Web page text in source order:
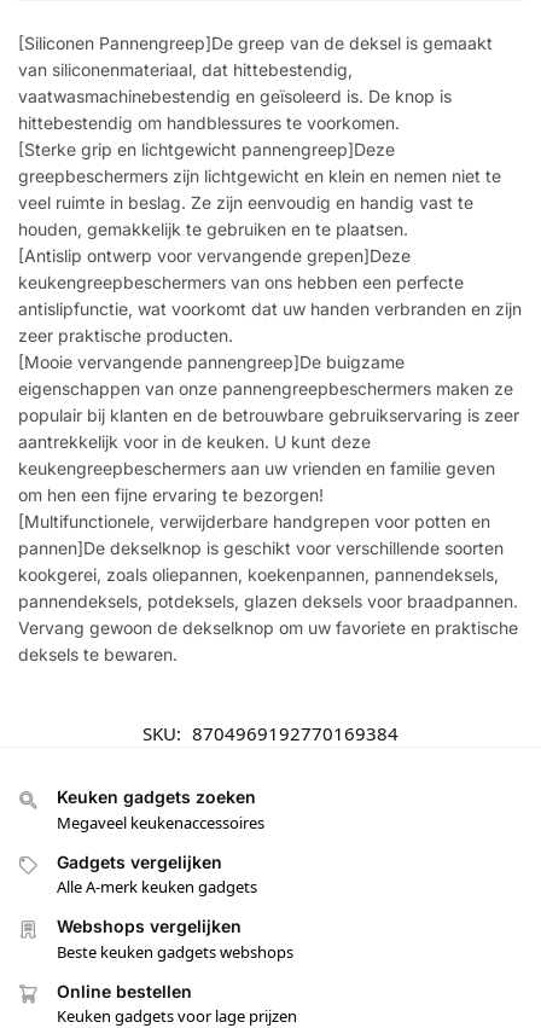
[Siliconen Pannengreep]De greep van de deksel is gemaakt
van siliconenmateriaal, dat hittebestendig,
vaatwasmachinebestendig en geïsoleerd is. De knop is
hittebestendig om handblessures te voorkomen.
[Sterke grip en lichtgewicht pannengreep]Deze
greepbeschermers zijn lichtgewicht en klein en nemen niet te
veel ruimte in beslag. Ze zijn eenvoudig en handig vast te
houden, gemakkelijk te gebruiken en te plaatsen.
[Antislip ontwerp voor vervangende grepen]Deze
keukengreepbeschermers van ons hebben een perfecte
antislipfunctie, wat voorkomt dat uw handen verbranden en zijn
zeer praktische producten.
[Mooie vervangende pannengreep]De buigzame
eigenschappen van onze pannengreepbeschermers maken ze
populair bij klanten en de betrouwbare gebruikservaring is zeer
aantrekkelijk voor in de keuken. U kunt deze
keukengreepbeschermers aan uw vrienden en familie geven
om hen een fijne ervaring te bezorgen!
[Multifunctionele, verwijderbare handgrepen voor potten en
pannen]De dekselknop is geschikt voor verschillende soorten
kookgerei, zoals oliepannen, koekenpannen, pannendeksels,
pannendeksels, potdeksels, glazen deksels voor braadpannen.
Vervang gewoon de dekselknop om uw favoriete en praktische
deksels te bewaren.
SKU: 8704969192770169384
Keuken gadgets zoeken
Megaveel keukenaccessoires
Gadgets vergelijken
Alle A-merk keuken gadgets
Webshops vergelijken
Beste keuken gadgets webshops
Online bestellen
Keuken gadgets voor lage prijzen